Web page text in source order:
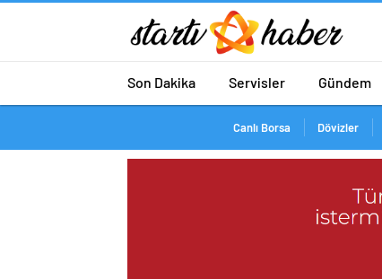
Son Dakika Servisler Gündem
Canlı Borsa Dövizler